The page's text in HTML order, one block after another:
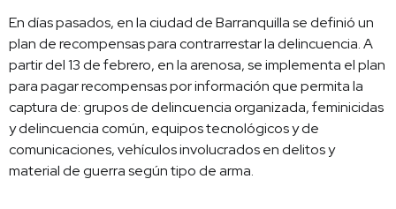
En días pasados, en la ciudad de Barranquilla se definió un
plan de recompensas para contrarrestar la delincuencia. A
partir del 13 de febrero, en la arenosa, se implementa el plan
para pagar recompensas por información que permita la
captura de: grupos de delincuencia organizada, feminicidas
y delincuencia común, equipos tecnológicos y de
comunicaciones, vehículos involucrados en delitos y
material de guerra según tipo de arma.